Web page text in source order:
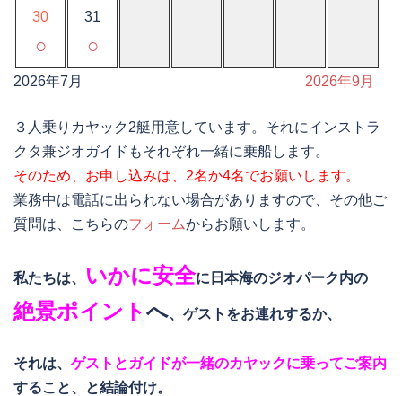
30
○
31
○
2026年7月 2026年9月
３人乗りカヤック2艇用意しています。それにインストラ
クタ兼ジオガイドもそれぞれ一緒に乗船します。
そのため、お申し込みは、2名か4名でお願いします。
業務中は電話に出られない場合がありますので、その他ご
質問は、こちらのフォームからお願いします。
私たちは、 いかに安全に日本海のジオパーク内の
絶景ポイントへ、ゲストをお連れするか、
それは、 ゲストとガイドが一緒のカヤックに乗ってご案内
すること、と結論付け。